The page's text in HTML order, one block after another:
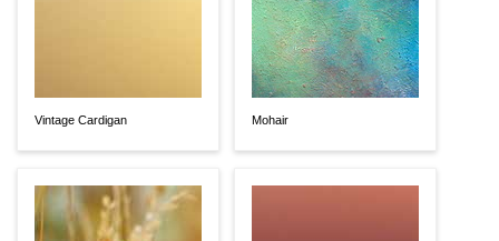
Vintage Cardigan Mohair